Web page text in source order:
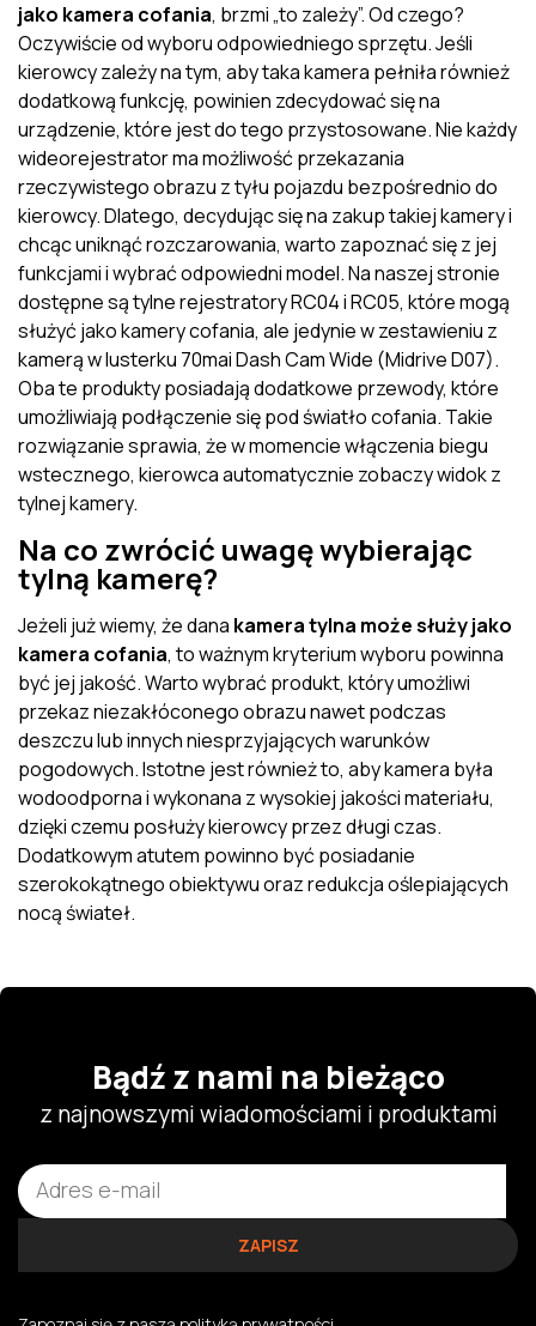
jako kamera cofania, brzmi „to zależy”. Od czego?
Oczywiście od wyboru odpowiedniego sprzętu. Jeśli
kierowcy zależy na tym, aby taka kamera pełniła również
dodatkową funkcję, powinien zdecydować się na
urządzenie, które jest do tego przystosowane. Nie każdy
wideorejestrator ma możliwość przekazania
rzeczywistego obrazu z tyłu pojazdu bezpośrednio do
kierowcy. Dlatego, decydując się na zakup takiej kamery i
chcąc uniknąć rozczarowania, warto zapoznać się z jej
funkcjami i wybrać odpowiedni model. Na naszej stronie
dostępne są tylne rejestratory RC04 i RC05, które mogą
służyć jako kamery cofania, ale jedynie w zestawieniu z
kamerą w lusterku 70mai Dash Cam Wide (Midrive D07).
Oba te produkty posiadają dodatkowe przewody, które
umożliwiają podłączenie się pod światło cofania. Takie
rozwiązanie sprawia, że w momencie włączenia biegu
wstecznego, kierowca automatycznie zobaczy widok z
tylnej kamery.
Na co zwrócić uwagę wybierając
tylną kamerę?
Jeżeli już wiemy, że dana kamera tylna może służy jako
kamera cofania, to ważnym kryterium wyboru powinna
być jej jakość. Warto wybrać produkt, który umożliwi
przekaz niezakłóconego obrazu nawet podczas
deszczu lub innych niesprzyjających warunków
pogodowych. Istotne jest również to, aby kamera była
wodoodporna i wykonana z wysokiej jakości materiału,
dzięki czemu posłuży kierowcy przez długi czas.
Dodatkowym atutem powinno być posiadanie
szerokokątnego obiektywu oraz redukcja oślepiających
nocą świateł.
Bądź z nami na bieżąco
z najnowszymi wiadomościami i produktami